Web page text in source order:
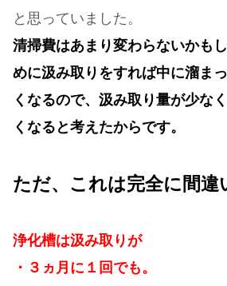
と思っていました。
清掃費はあまり変わらないかも
めに汲み取りをすれば中に溜ま
くなるので、汲み取り量が少な
くなると考えたからです。
ただ、これは完全に間違
浄化槽は汲み取りが
・３ヵ月に１回でも。